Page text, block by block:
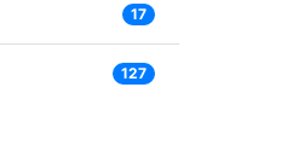
17
127